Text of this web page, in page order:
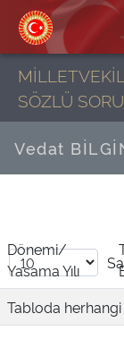
SÖZLÜ
Vedat
Dönemi/
Yasama Yılı
Tabloda